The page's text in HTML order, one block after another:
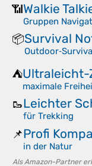
📶Walkie
Gruppen
📦Survival
⛺Ultraleicht-
maximale
🥾Leichter
für Trekking
📌Profi
in der Natur
Als Amazon-Partner